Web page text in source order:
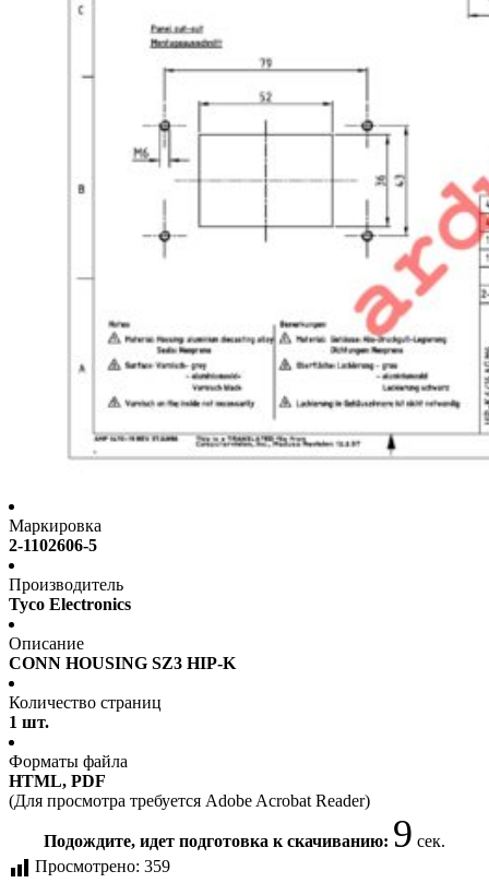
Маркировка
2-1102606-5
Производитель
Tyco Electronics
Описание
CONN HOUSING SZ3 HIP-K
Количество страниц
1 шт.
Форматы файла
HTML, PDF
(Для просмотра требуется Adobe Acrobat Reader)
Подождите, идет подготовка к скачиванию: 9 сек.
Просмотрено: 359